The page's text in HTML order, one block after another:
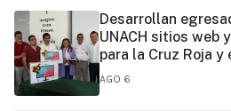
Desarrollan
UNACH sitios web
para la Cruz Roja y
Bomberos de
AGO 6